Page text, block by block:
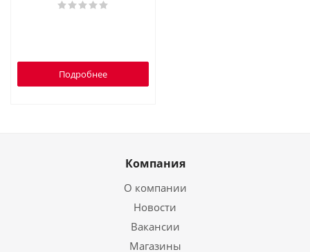
Подробнее
Компания
О компании
Новости
Вакансии
Магазины